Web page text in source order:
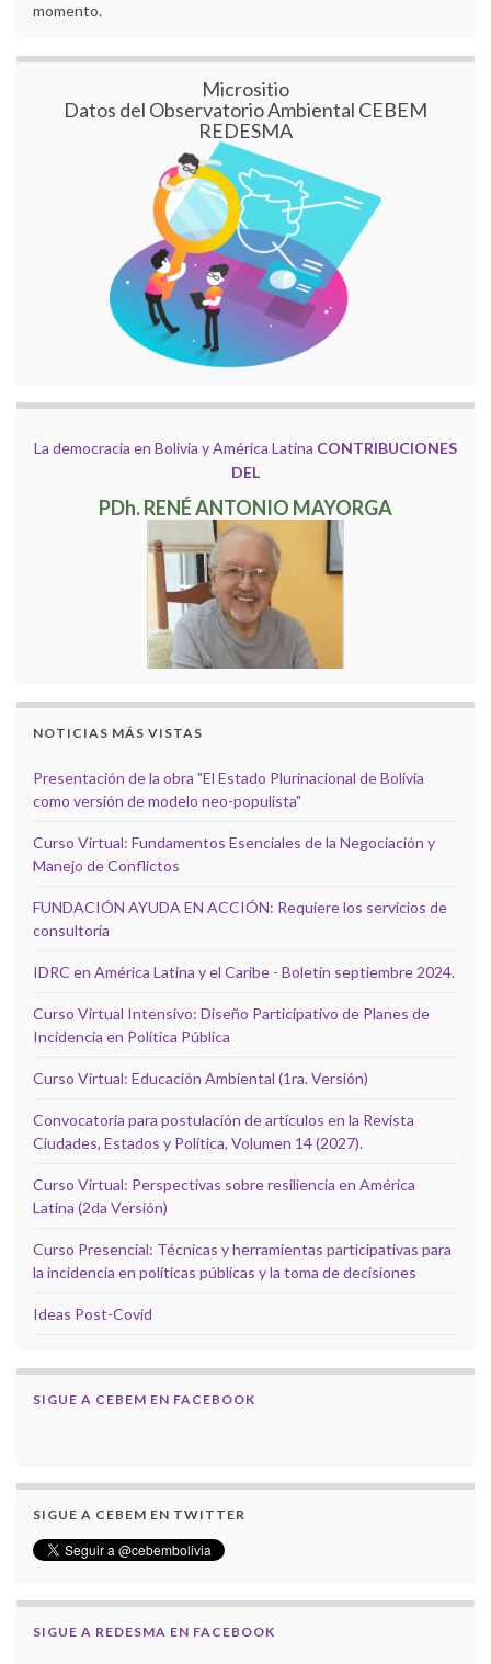
momento.
Micrositio
Datos del Observatorio Ambiental CEBEM
REDESMA
La democracia en Bolivia y América Latina CONTRIBUCIONES
DEL
PDh. RENÉ ANTONIO MAYORGA
NOTICIAS MÁS VISTAS
Presentación de la obra "El Estado Plurinacional de Bolivia
como versión de modelo neo-populista"
Curso Virtual: Fundamentos Esenciales de la Negociación y
Manejo de Conflictos
FUNDACIÓN AYUDA EN ACCIÓN: Requiere los servicios de
consultoría
IDRC en América Latina y el Caribe - Boletín septiembre 2024.
Curso Virtual Intensivo: Diseño Participativo de Planes de
Incidencia en Política Pública
Curso Virtual: Educación Ambiental (1ra. Versión)
Convocatoria para postulación de artículos en la Revista
Ciudades, Estados y Política, Volumen 14 (2027).
Curso Virtual: Perspectivas sobre resiliencia en América
Latina (2da Versión)
Curso Presencial: Técnicas y herramientas participativas para
la incidencia en políticas públicas y la toma de decisiones
Ideas Post-Covid
SIGUE A CEBEM EN FACEBOOK
SIGUE A CEBEM EN TWITTER
SIGUE A REDESMA EN FACEBOOK